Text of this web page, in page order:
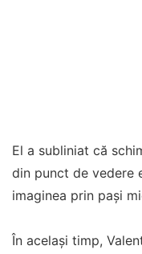
El a subliniat că
din punct de vedere
imaginea prin pași
În același timp,